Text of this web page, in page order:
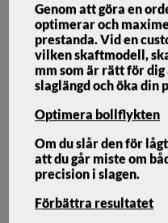
Ping
Genom att göra en
optimerar och
prestanda. Vid en
vilken skaftmodell,
mm som är rätt för
slaglängd och öka din
Optimera bollflykten
Om du slår den för
att du går miste om
precision i slagen.
Förbättra resultatet